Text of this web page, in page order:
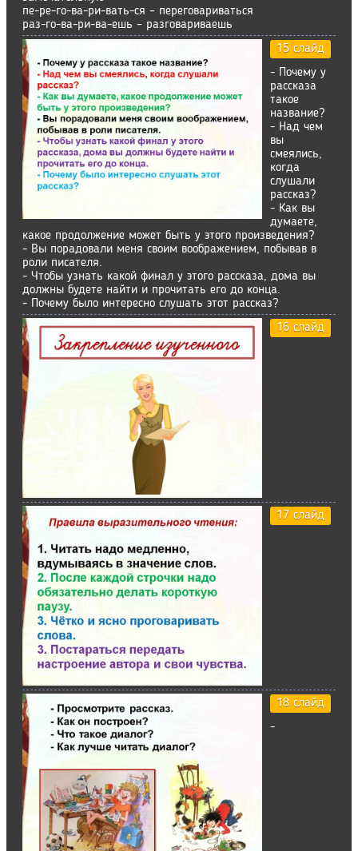
пе-ре-го-ва-ри-вать-ся – переговариваться
раз-го-ва-ри-ва-ешь – разговариваешь
15 слайд
- Почему у
рассказа
такое
название?
- Над чем
вы
смеялись,
когда
слушали
рассказ?
- Как вы
думаете,
какое продолжение может быть у этого произведения?
- Вы порадовали меня своим воображением, побывав в
роли писателя.
- Чтобы узнать какой финал у этого рассказа, дома вы
должны будете найти и прочитать его до конца.
- Почему было интересно слушать этот рассказ?
16 слайд
17 слайд
18 слайд
-